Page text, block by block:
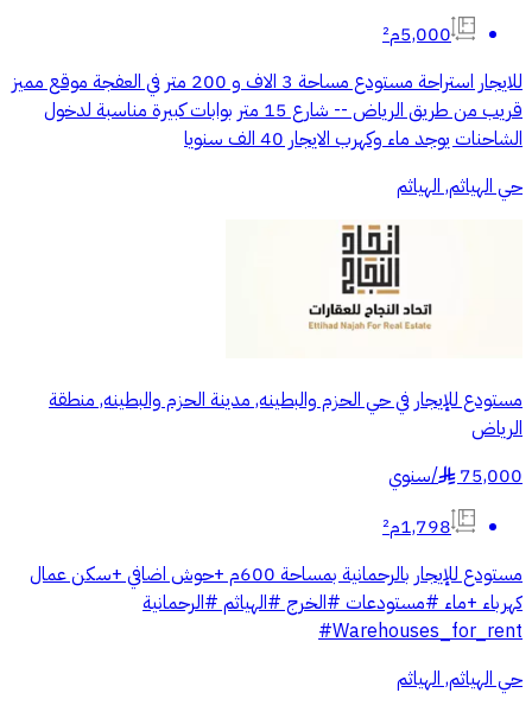
5,000م²
للايجار استراحة مستودع مساحة 3 الاف و 200 متر في العفجة موقع مميز
قريب من طريق الرياض -- شارع 15 متر بوابات كبيرة مناسبة لدخول
الشاحنات يوجد ماء وكهرب الايجار 40 الف سنويا
حي الهياثم, الهياثم
مستودع للإيجار في حي الحزم والبطينه, مدينة الحزم والبطينه, منطقة
الرياض
75,000
§
/سنوي
1,798م²
مستودع للإيجار بالرحمانية بمساحة 600م +حوش اضافي +سكن عمال
كهرباء +ماء #مستودعات #الخرج #الهياثم #الرحمانية
Warehouses_for_rent#
حي الهياثم, الهياثم